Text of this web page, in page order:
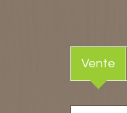
Vente